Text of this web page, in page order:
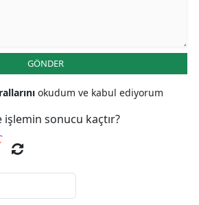
GÖNDER
okudum ve kabul ediyorum
işlemin sonucu kaçtır?